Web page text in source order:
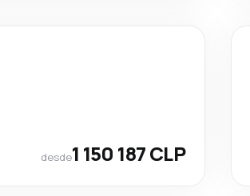
desde1 150 187 CLP